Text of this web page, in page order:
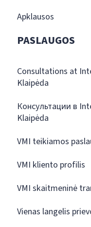
Apklausos
PASLAUGOS
Consultations at
Klaipėda
Консультации в
Klaipėda
VMI teikiamos
VMI kliento profilis
VMI skaitmeninė
Vienas langelis